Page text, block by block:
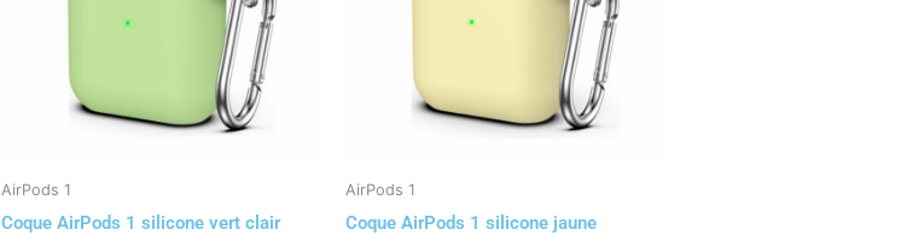
AirPods 1
Coque AirPods 1 silicone vert clair
AirPods 1
Coque AirPods 1 silicone jaune